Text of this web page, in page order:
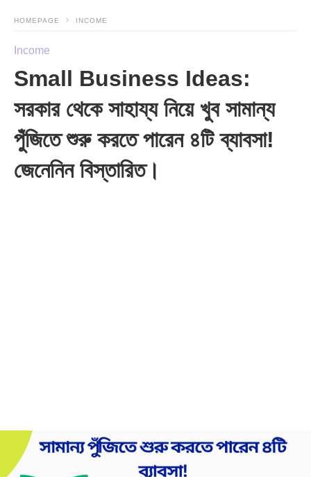
HOMEPAGE INCOME
Income
Small Business Ideas:
সরকার থেকে সাহায্য নিয়ে খুব সামান্য
পুঁজিতে শুরু করতে পারেন ৪টি ব্যাবসা!
জেনেনিন বিস্তারিত।